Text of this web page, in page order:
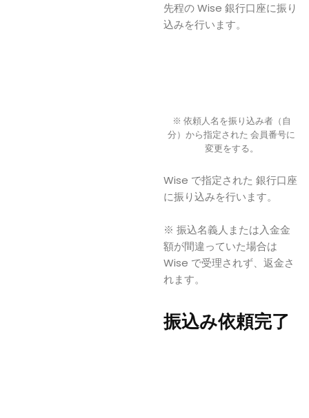
先程の Wise 銀行口座に振り
込みを行います。
※ 依頼人名を振り込み者（自
分）から指定された 会員番号に
変更をする。
Wise で指定された 銀行口座
に振り込みを行います。
※ 振込名義人または入金金
額が間違っていた場合は
Wise で受理されず、返金さ
れます。
振込み依頼完了